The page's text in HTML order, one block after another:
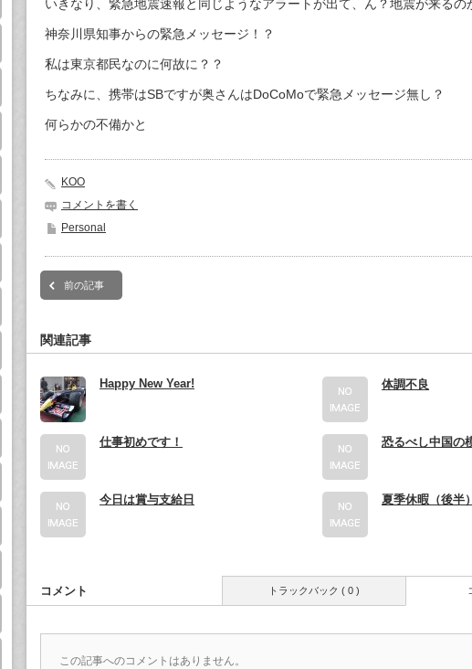
いきなり、緊急地震速報と同じようなアラートが出て、ん？地震が来るの
神奈川県知事からの緊急メッセージ！？
私は東京都民なのに何故に？？
ちなみに、携帯はSBですが奥さんはDoCoMoで緊急メッセージ無し？
何らかの不備かと
KOO
コメントを書く
Personal
前の記事
関連記事
Happy New Year! 体調不良
仕事初めです！ 恐るべし中国の
今日は賞与支給日 夏季休暇（後半）
コメント トラックバック ( 0 )
この記事へのコメントはありません。